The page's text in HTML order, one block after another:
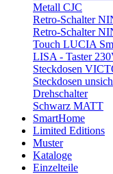
Metall CJC
Retro-Schalter
Retro-Schalter
Touch LUCIA
LISA - Taster
Steckdosen
Steckdosen
Drehschalter
Schwarz MATT
SmartHome
Limited Editions
Muster
Kataloge
Einzelteile